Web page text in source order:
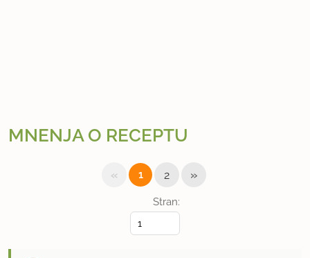
MNENJA O RECEPTU
Stran:
« 1 2 »